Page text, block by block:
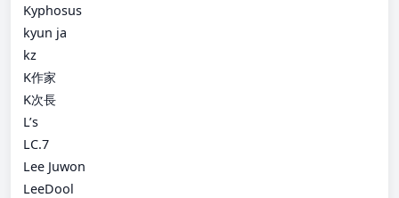
Kyphosus
kyun ja
kz
K作家
K次長
L’s
LC.7
Lee Juwon
LeeDool